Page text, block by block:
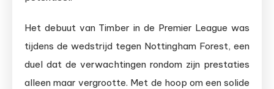
Het debuut van Timber in de Premier League was
tijdens de wedstrijd tegen Nottingham Forest, een
duel dat de verwachtingen rondom zijn prestaties
alleen maar vergrootte. Met de hoop om een solide